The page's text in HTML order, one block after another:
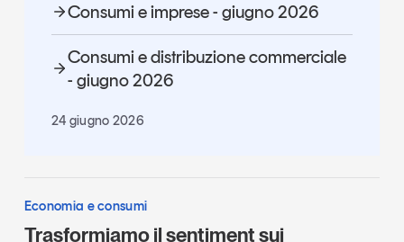
Consumi e imprese - giugno 2026
Consumi e distribuzione commerciale
- giugno 2026
24 giugno 2026
Economia e consumi
Trasformiamo il sentiment sui